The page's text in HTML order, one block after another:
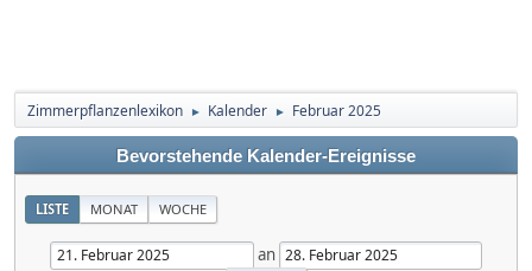
Zimmerpflanzenlexikon ► Kalender ► Februar 2025
Bevorstehende Kalender-Ereignisse
LISTE MONAT WOCHE
an